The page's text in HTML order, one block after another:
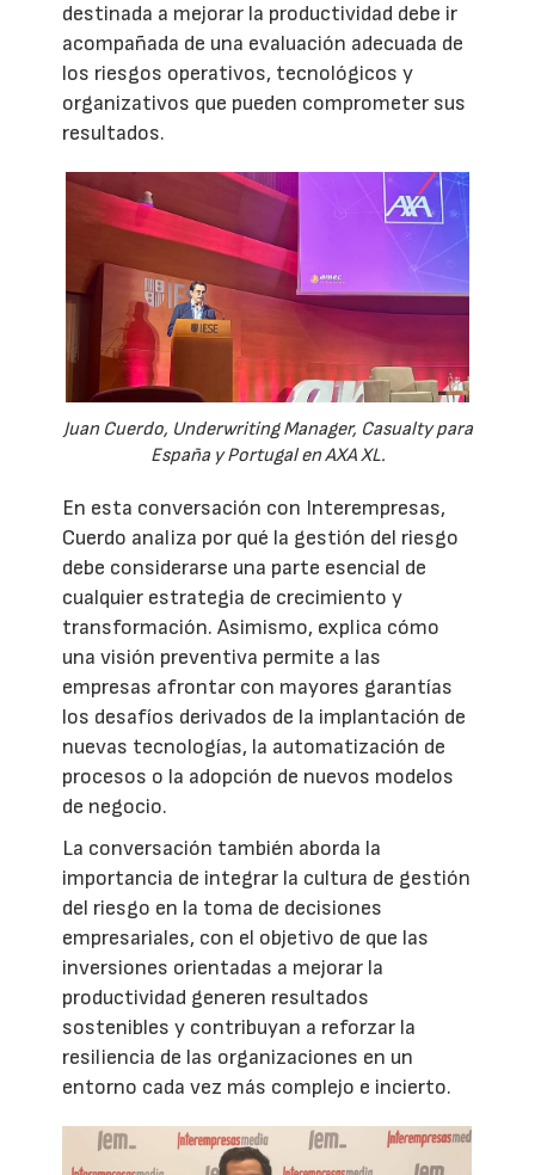
destinada a mejorar la productividad debe ir
acompañada de una evaluación adecuada de
los riesgos operativos, tecnológicos y
organizativos que pueden comprometer sus
resultados.
Juan Cuerdo, Underwriting Manager, Casualty para
España y Portugal en AXA XL.
En esta conversación con Interempresas,
Cuerdo analiza por qué la gestión del riesgo
debe considerarse una parte esencial de
cualquier estrategia de crecimiento y
transformación. Asimismo, explica cómo
una visión preventiva permite a las
empresas afrontar con mayores garantías
los desafíos derivados de la implantación de
nuevas tecnologías, la automatización de
procesos o la adopción de nuevos modelos
de negocio.
La conversación también aborda la
importancia de integrar la cultura de gestión
del riesgo en la toma de decisiones
empresariales, con el objetivo de que las
inversiones orientadas a mejorar la
productividad generen resultados
sostenibles y contribuyan a reforzar la
resiliencia de las organizaciones en un
entorno cada vez más complejo e incierto.